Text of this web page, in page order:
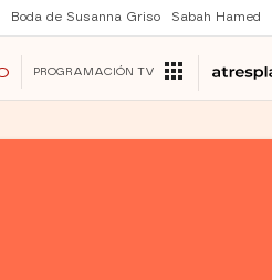
Boda de Susanna Griso Sabah Hamed
PROGRAMACIÓN TV